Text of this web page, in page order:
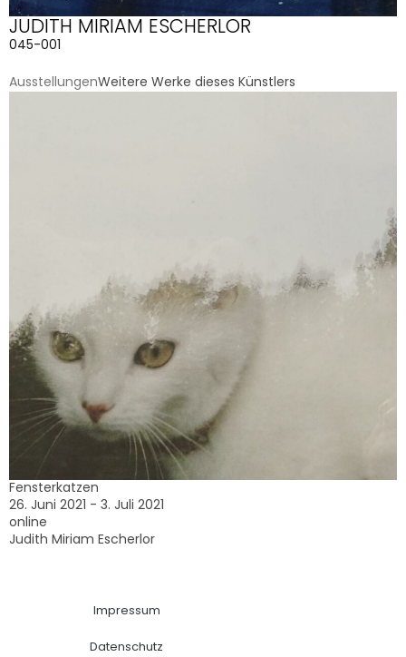
JUDITH MIRIAM ESCHERLOR
045-001
AusstellungenWeitere Werke dieses Künstlers
Fensterkatzen
26. Juni 2021 - 3. Juli 2021
online
Judith Miriam Escherlor
Impressum
Datenschutz